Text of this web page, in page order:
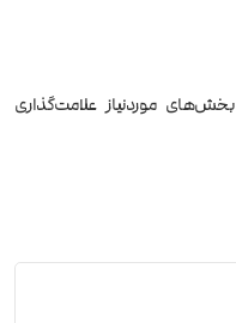
بخش‌های موردنیاز علامت‌گذاری